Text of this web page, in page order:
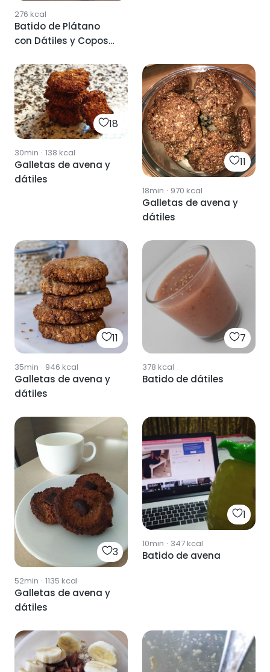
276 kcal
Batido de Plátano
con Dátiles y Copos
18
30min · 138 kcal
Galletas de avena y
dátiles
11
18min · 970 kcal
Galletas de avena y
dátiles
11
35min · 946 kcal
Galletas de avena y
dátiles
7
378 kcal
Batido de dátiles
3
52min · 1135 kcal
Galletas de avena y
dátiles
1
10min · 347kcal
Batido de avena